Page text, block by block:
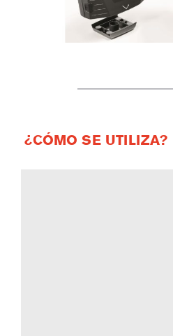
¿CÓMO SE UTILIZA?